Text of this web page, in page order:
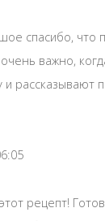
спасибо, что
важно,
рассказывают
рецепт!